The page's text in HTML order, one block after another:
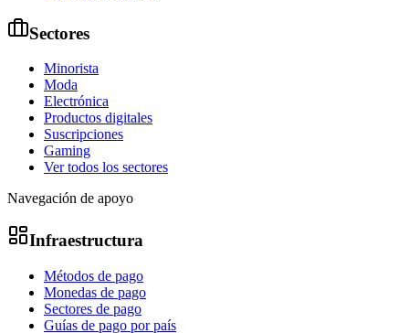
Sectores
Minorista
Moda
Electrónica
Productos digitales
Suscripciones
Gaming
Ver todos los sectores
Navegación de apoyo
Infraestructura
Métodos de pago
Monedas de pago
Sectores de pago
Guías de pago por país